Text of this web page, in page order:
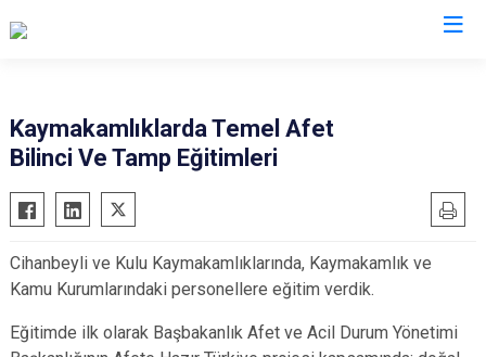
Kaymakamlıklarda Temel Afet
Bilinci Ve Tamp Eğitimleri
Cihanbeyli ve Kulu Kaymakamlıklarında, Kaymakamlık ve
Kamu Kurumlarındaki personellere eğitim verdik.
Eğitimde ilk olarak Başbakanlık Afet ve Acil Durum Yönetimi